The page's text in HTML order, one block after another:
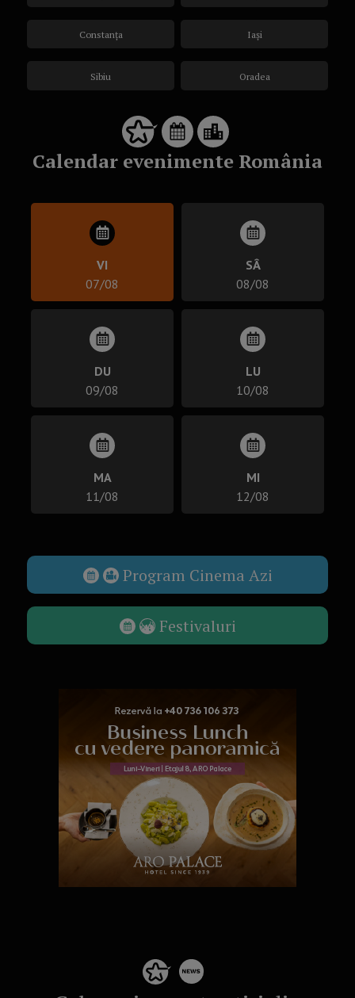
Constanța
Sibiu
Iași
Oradea
Calendar evenimente România
VI
07/08
SÂ
08/08
DU
09/08
LU
10/08
MA
11/08
MI
12/08
Program Cinema Azi
Festivaluri